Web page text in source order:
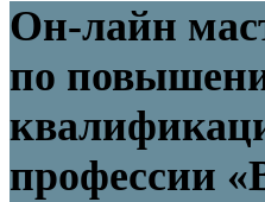
Он-лайн
по
профессии